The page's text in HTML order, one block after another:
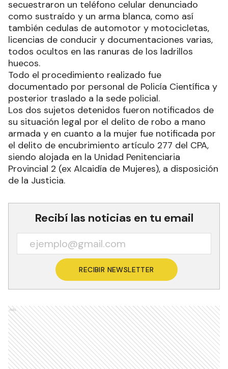
secuestraron un teléfono celular denunciado
como sustraído y un arma blanca, como así
también cedulas de automotor y motocicletas,
licencias de conducir y documentaciones varias,
todos ocultos en las ranuras de los ladrillos
huecos.
Todo el procedimiento realizado fue
documentado por personal de Policía Científica y
posterior traslado a la sede policial.
Los dos sujetos detenidos fueron notificados de
su situación legal por el delito de robo a mano
armada y en cuanto a la mujer fue notificada por
el delito de encubrimiento artículo 277 del CPA,
siendo alojada en la Unidad Penitenciaria
Provincial 2 (ex Alcaidía de Mujeres), a disposición
de la Justicia.
Recibí las noticias en tu email
RECIBIR NEWSLETTER
Ads